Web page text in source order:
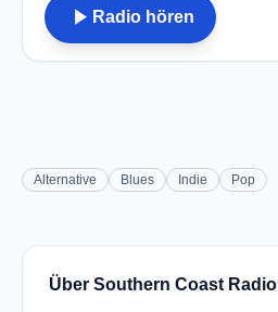
play_arrow Radio hören
Alternative Blues Indie Pop
Über Southern Coast Radio